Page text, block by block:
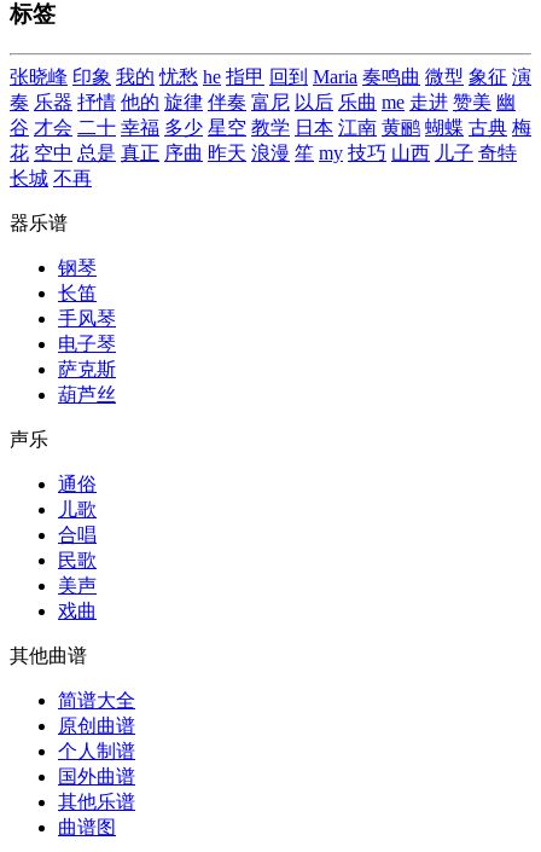
标签
张晓峰 印象 我的 忧愁 he 指甲 回到 Maria 奏鸣曲 微型 象征 演
奏 乐器 抒情 他的 旋律 伴奏 富尼 以后 乐曲 me 走进 赞美 幽
谷 才会 二十 幸福 多少 星空 教学 日本 江南 黄鹂 蝴蝶 古典 梅
花 空中 总是 真正 序曲 昨天 浪漫 笙 my 技巧 山西 儿子 奇特
长城 不再
器乐谱
钢琴
长笛
手风琴
电子琴
萨克斯
葫芦丝
声乐
通俗
儿歌
合唱
民歌
美声
戏曲
其他曲谱
简谱大全
原创曲谱
个人制谱
国外曲谱
其他乐谱
曲谱图